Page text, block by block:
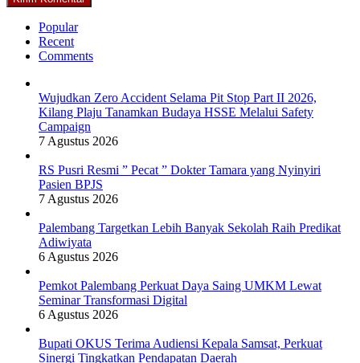
Popular
Recent
Comments
Wujudkan Zero Accident Selama Pit Stop Part II 2026,
Kilang Plaju Tanamkan Budaya HSSE Melalui Safety
Campaign
7 Agustus 2026
RS Pusri Resmi ” Pecat ” Dokter Tamara yang Nyinyiri
Pasien BPJS
7 Agustus 2026
Palembang Targetkan Lebih Banyak Sekolah Raih Predikat
Adiwiyata
6 Agustus 2026
Pemkot Palembang Perkuat Daya Saing UMKM Lewat
Seminar Transformasi Digital
6 Agustus 2026
Bupati OKUS Terima Audiensi Kepala Samsat, Perkuat
Sinergi Tingkatkan Pendapatan Daerah